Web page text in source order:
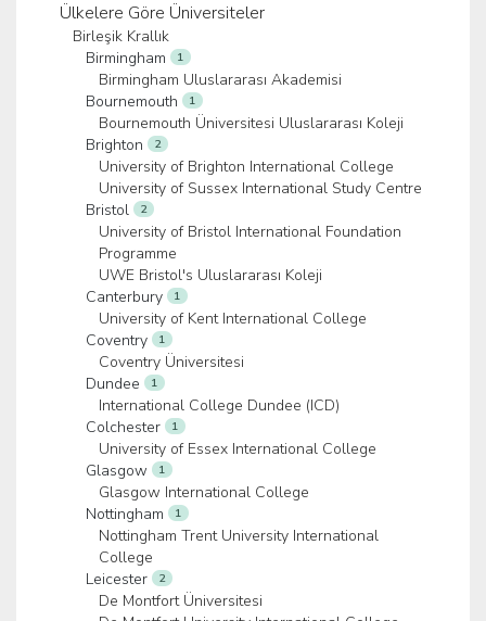
Ülkelere Göre Üniversiteler
Birleşik Krallık
Birmingham
1
Birmingham Uluslararası Akademisi
Bournemouth
1
Bournemouth Üniversitesi Uluslararası Koleji
Brighton
2
University of Brighton International College
University of Sussex International Study Centre
Bristol
2
University of Bristol International Foundation
Programme
UWE Bristol's Uluslararası Koleji
Canterbury
1
University of Kent International College
Coventry
1
Coventry Üniversitesi
Dundee
1
International College Dundee (ICD)
Colchester
1
University of Essex International College
Glasgow
1
Glasgow International College
Nottingham
1
Nottingham Trent University International
College
Leicester
2
De Montfort Üniversitesi